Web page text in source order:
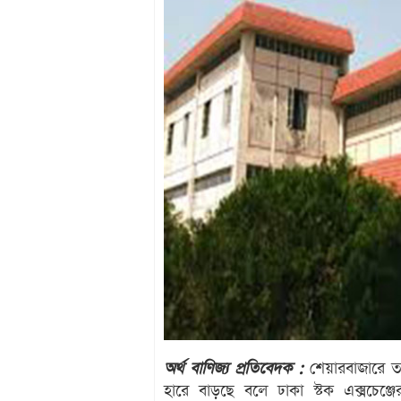
অর্থ বাণিজ্য প্রতিবেদক :শেয়ারবাজারে
হারে বাড়ছে বলে ঢাকা স্টক